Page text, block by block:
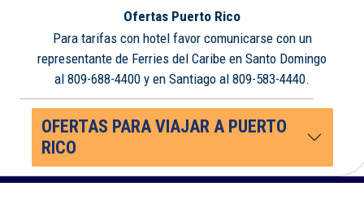
Ofertas Puerto Rico
Para tarifas con hotel favor comunicarse con un
representante de Ferries del Caribe en Santo Domingo
al 809-688-4400 y en Santiago al 809-583-4440.
OFERTAS PARA VIAJAR A PUERTO
RICO